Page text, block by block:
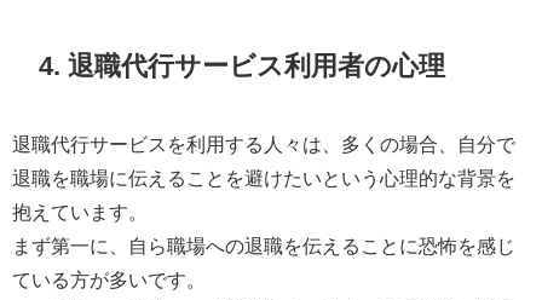
4. 退職代行サービス利用者の心理
退職代行サービスを利用する人々は、多くの場合、自分で
退職を職場に伝えることを避けたいという心理的な背景を
抱えています。
まず第一に、自ら職場への退職を伝えることに恐怖を感じ
ている方が多いです。